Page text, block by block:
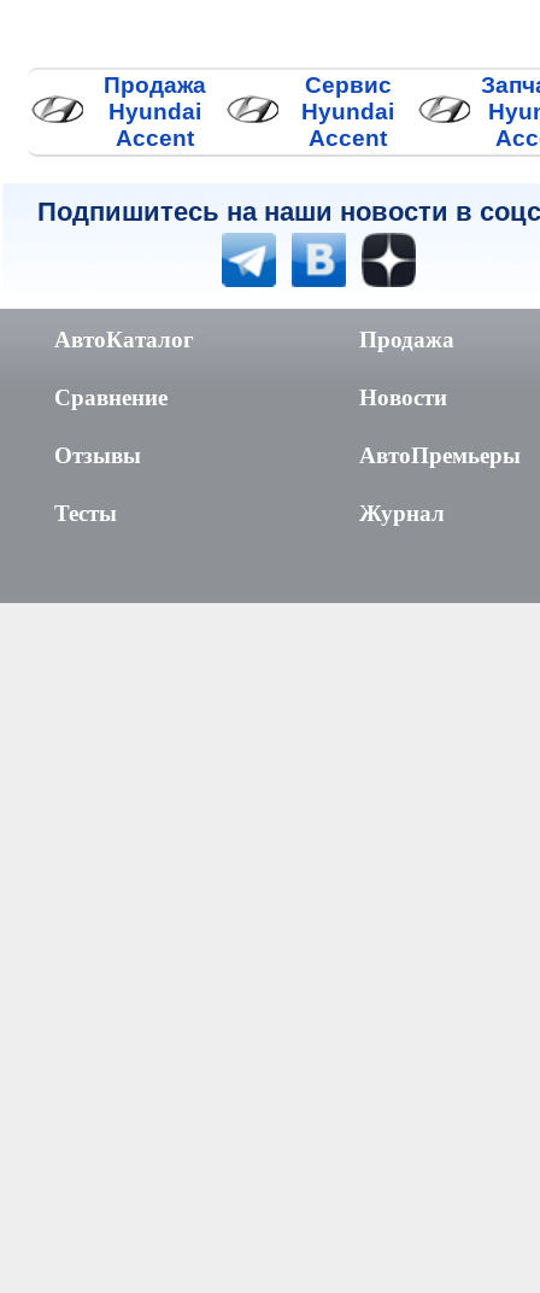
Продажа
Hyundai
Accent
Сервис
Hyundai
Accent
Подпишитесь на наши новости в
АвтоКаталог
Сравнение
Отзывы
Тесты
Продажа
Новости
АвтоПремьеры
Журнал